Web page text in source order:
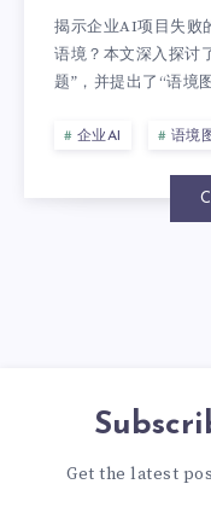
揭示企业AI项目失败
语境？本文深入探讨
题”，并提出了“语境
企业AI 语境
Get the latest